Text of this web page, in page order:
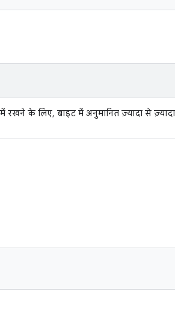
रखने के लिए, बाइट में अनुमानित ज़्यादा से